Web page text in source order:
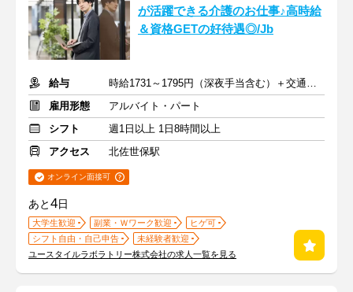
が活躍できる介護のお仕事♪高時給
＆資格GETの好待遇◎/Jb
給与
時給1731～1795円（深夜手当含む）＋交通費支給
雇用形態
アルバイト・パート
シフト
週1日以上 1日8時間以上
アクセス
北佐世保駅
オンライン面接可
あと4日
大学生歓迎 副業・Ｗワーク歓迎
ヒゲ可
シフト自由・自己申告
未経験者歓迎
ユースタイルラボラトリー株式会社の求人一覧を見る